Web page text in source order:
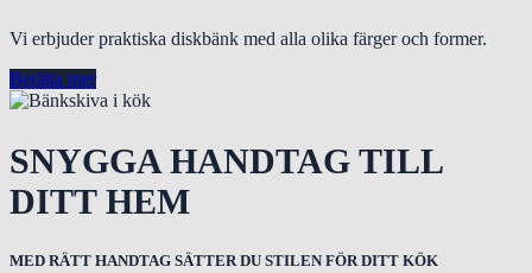
Vi erbjuder praktiska diskbänk med alla olika färger och former.
Berätta mer
SNYGGA HANDTAG TILL
DITT HEM
MED RÄTT HANDTAG SÄTTER DU STILEN FÖR DITT KÖK